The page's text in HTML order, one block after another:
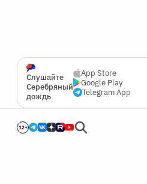
Слушайте
Серебряный
дождь
App Store
Google Play
Telegram App
12+